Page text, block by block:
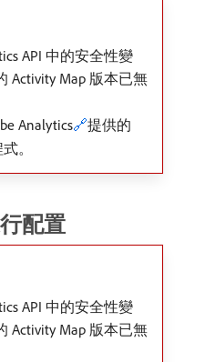
API 中的安全性變
Activity Map 版本已無
Analytics🔗提供的
。
配置
API 中的安全性變
Activity Map 版本已無